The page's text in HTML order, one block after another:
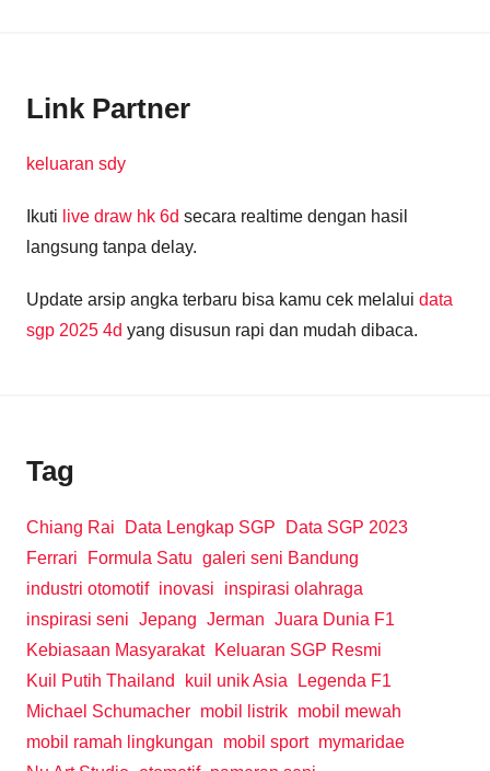
Link Partner
keluaran sdy
Ikuti live draw hk 6d secara realtime dengan hasil
langsung tanpa delay.
Update arsip angka terbaru bisa kamu cek melalui data
sgp 2025 4d yang disusun rapi dan mudah dibaca.
Tag
Chiang Rai Data Lengkap SGP
Data SGP 2023
Ferrari
Formula Satu galeri seni Bandung
industri otomotif inovasi
inspirasi olahraga
inspirasi seni Jepang Jerman Juara Dunia F1
Kebiasaan Masyarakat
Keluaran SGP Resmi
Kuil Putih Thailand
kuil unik Asia
Legenda F1
Michael Schumacher mobil listrik mobil mewah
mobil ramah lingkungan
mobil sport mymaridae